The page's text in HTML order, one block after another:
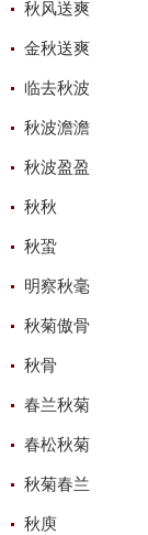
秋风送爽
金秋送爽
临去秋波
秋波澹澹
秋波盈盈
秋秋
秋蛩
明察秋毫
秋菊傲骨
秋骨
春兰秋菊
春松秋菊
秋菊春兰
秋庾